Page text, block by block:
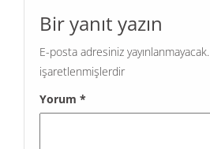
Bir yanıt yazın
E-posta adresiniz yayınlanmayacak.
işaretlenmişlerdir
Yorum *